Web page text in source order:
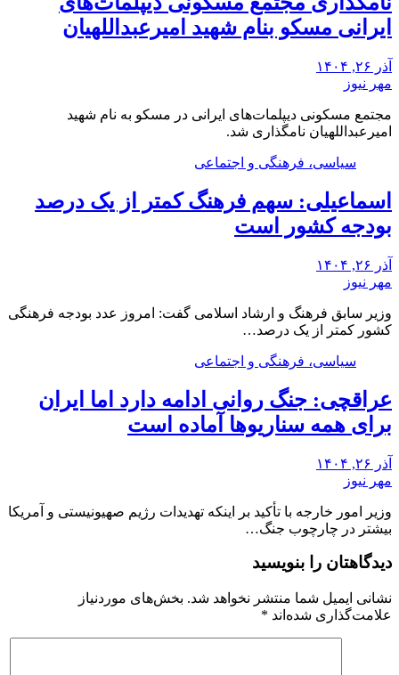
ایرانی مسکو بنام شهید امیرعبداللهیان
آذر ۲۶, ۱۴۰۴
مهر نیوز
مجتمع مسکونی دیپلمات‌های ایرانی در مسکو به نام شهید
امیرعبداللهیان نامگذاری شد.
سیاسی، فرهنگی و اجتماعی
اسماعیلی: سهم فرهنگ کمتر از یک درصد
بودجه کشور است
آذر ۲۶, ۱۴۰۴
مهر نیوز
وزیر سابق فرهنگ و ارشاد اسلامی گفت: امروز عدد بودجه فرهنگی
کشور کمتر از یک درصد…
سیاسی، فرهنگی و اجتماعی
عراقچی: جنگ روانی ادامه دارد اما ایران
برای همه سناریوها آماده است
آذر ۲۶, ۱۴۰۴
مهر نیوز
وزیر امور خارجه با تأکید بر اینکه تهدیدات رژیم صهیونیستی و آمریکا
بیشتر در چارچوب جنگ…
دیدگاهتان را بنویسید
نشانی ایمیل شما منتشر نخواهد شد. بخش‌های موردنیاز
علامت‌گذاری شده‌اند *